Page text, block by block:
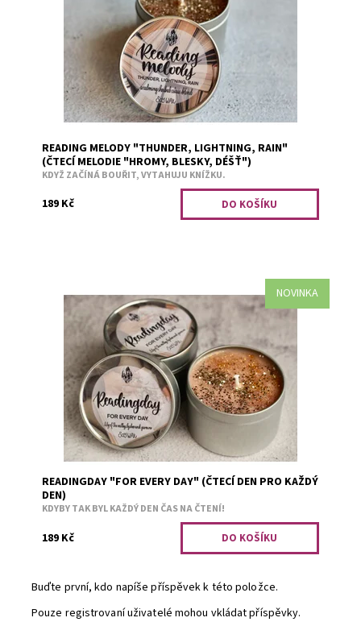
Skladem 2
2751
READING MELODY "THUNDER, LIGHTNING, RAIN"
(ČTECÍ MELODIE "HROMY, BLESKY, DÉŠŤ")
KDYŽ ZAČÍNÁ BOUŘIT, VYTAHUJU KNÍŽKU.
189 Kč
NOVINKA
Konvalinka, liči a jasmín.
Dostupnost:
Skladem 1
2748
READINGDAY "FOR EVERY DAY" (ČTECÍ DEN PRO KAŽDÝ
DEN)
KDYBY TAK BYL KAŽDÝ DEN ČAS NA ČTENÍ!
189 Kč
Buďte první, kdo napíše příspěvek k této položce.
Pouze registrovaní uživatelé mohou vkládat příspěvky.